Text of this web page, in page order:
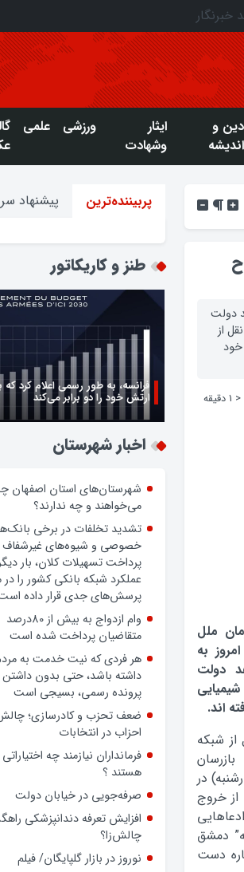
خبرنگار
دین و
اندیشه
ایثار
وشهادت
ورزشی علمی
دولت
از
خود
< 1 دقیقه
ملل
به
دولت
اند.
از شبکه
در
خروج
دمشق
دست
پربیننده‌ترین پیشنهاد
طنز و کاریکاتور
فرانسه، به طور رسمی اعلام کرد
ارتش خود را دو برابر می‌کند
اخبار شهرستان
شهرستان‌های استان اصفهان
می‌خواهند و چه ندارند؟
تشدید تخلفات در برخی
خصوصی و شیوه‌های غیرشفاف
پرداخت تسهیلات کلان، بار
عملکرد شبکه بانکی کشور را
پرسش‌های جدی قرار داده
وام ازدواج به بیش از 80درصد
متقاضیان پرداخت شده است
هر فردی که نیت خدمت به
داشته باشد، حتی بدون داشتن
پرونده رسمی، بسیجی است
ضعف تحزب و کادرسازی؛
احزاب در انتخابات
فرمانداران نیازمند چه اختیاراتی
هستند ؟
صرفه‌جویی در خیابان دولت
افزایش تعرفه دندانپزشکی
چالش‌زا؟
نوروز در بازار گلپایگان/ فیلم